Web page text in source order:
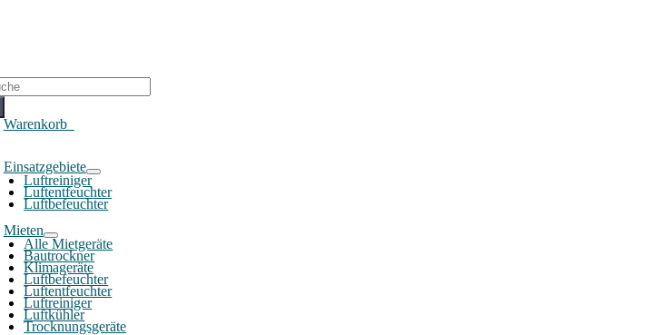
Warenkorb0
Einsatzgebiete
Luftreiniger
Luftentfeuchter
Luftbefeuchter
Mieten
Alle Mietgeräte
Bautrockner
Klimageräte
Luftbefeuchter
Luftentfeuchter
Luftreiniger
Luftkühler
Trocknungsgeräte